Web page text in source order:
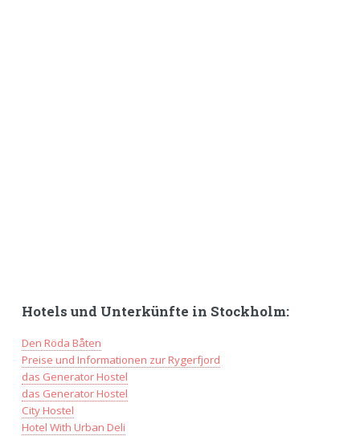
Hotels und Unterkünfte in Stockholm:
Den Röda Båten
Preise und Informationen zur Rygerfjord
das Generator Hostel
das Generator Hostel
City Hostel
Hotel With Urban Deli